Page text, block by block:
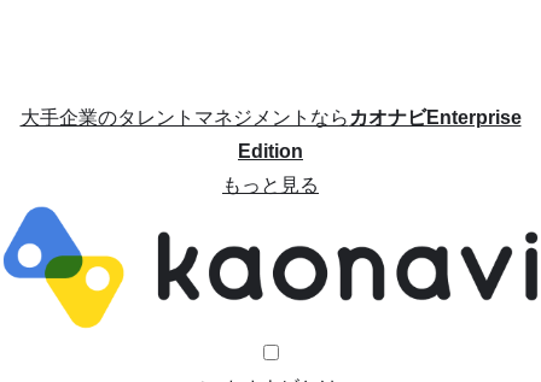
大手企業のタレントマネジメントならカオナビEnterprise
Edition
もっと見る